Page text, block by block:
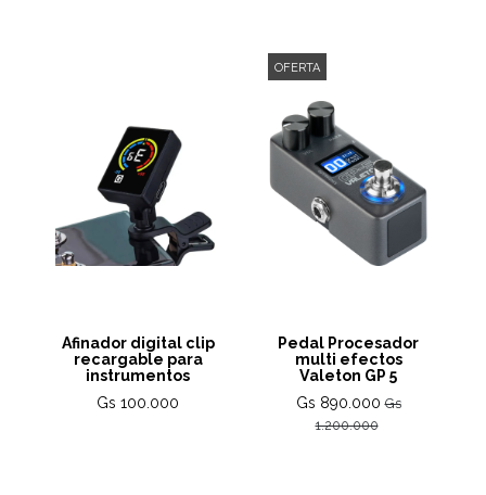
Afinador digital clip
recargable para
instrumentos
Gs 100.000
OFERTA
Pedal Procesador
multi efectos
Valeton GP 5
Gs 890.000 Gs
1.200.000